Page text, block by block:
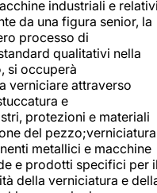
industriali e
da una figura senior, la
processo di
qualitativi nella
si occuperà
verniciare attraverso
e
protezioni e materiali
del pezzo;verniciatura
metallici e macchine
e prodotti specifici per
della verniciatura e